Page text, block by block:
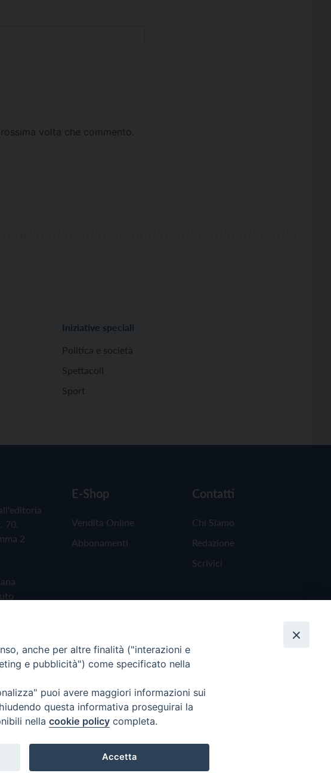
volta che commento.
Iniziative speciali
Politica e società
Spettacoli
Sport
70.
2
E-Shop
Vendita Online
Abbonamenti
Contatti
Chi Siamo
Redazione
Scrivici
anche per altre finalità ("interazioni e
e pubblicità") come specificato nella
puoi avere maggiori informazioni sui
questa informativa proseguirai la
nella cookie policy completa.
Accetta